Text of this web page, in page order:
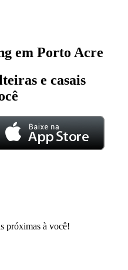
em Porto Acre
e casais
próximas à você!